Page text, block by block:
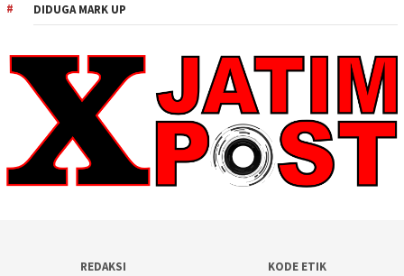
DIDUGA MARK UP
REDAKSI KODE ETIK